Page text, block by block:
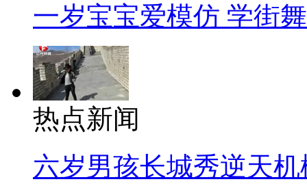
一岁宝宝爱模仿 学街
热点新闻
六岁男孩长城秀逆天机